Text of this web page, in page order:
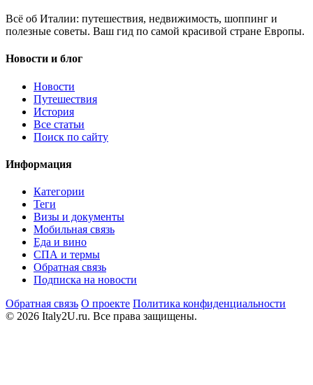
Всё об Италии: путешествия, недвижимость, шоппинг и
полезные советы. Ваш гид по самой красивой стране Европы.
Новости и блог
Новости
Путешествия
История
Все статьи
Поиск по сайту
Информация
Категории
Теги
Визы и документы
Мобильная связь
Еда и вино
СПА и термы
Обратная связь
Подписка на новости
Обратная связь О проекте Политика конфиденциальности
© 2026 Italy2U.ru. Все права защищены.